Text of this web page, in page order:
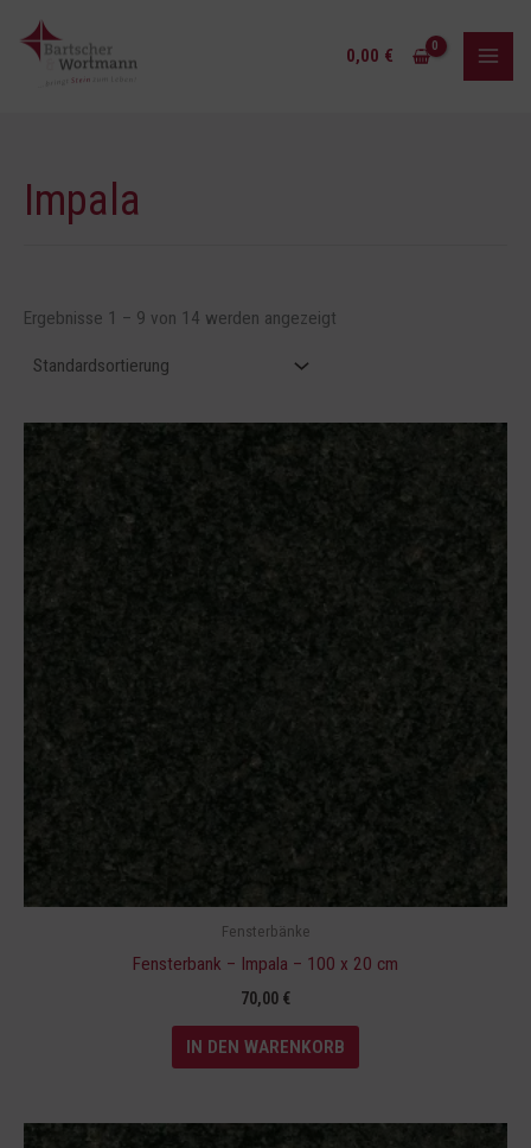
Inhalt
0,00 €
Impala
Ergebnisse 1 – 9 von 14 werden angezeigt
Fensterbänke
Fensterbank – Impala – 100 x 20 cm
70,00 €
IN DEN WARENKORB